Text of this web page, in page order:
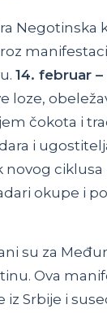
Negotinska
14. februar
loze,
čokota i
i
ciklusa
okupe i
su za
Ova
iz Srbije i